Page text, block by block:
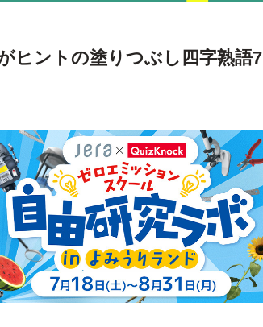
ヒントの塗りつぶし四字熟語7